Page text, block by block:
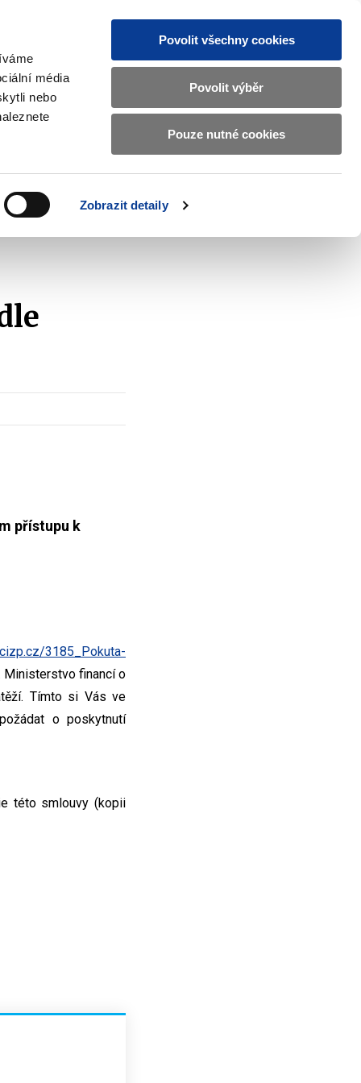
média
nebo
Zobrazit detaily
Povolit všechny cookies
Povolit výběr
Pouze nutné cookies
CZ EN
Základní
informace
o
Ministerstvu
financí
submenu
EU
submenu
podaných žádostí
přístupu k
3185_Pokuta-
Ministerstvo financí o
Tímto si Vás ve
o poskytnutí
této smlouvy (kopii